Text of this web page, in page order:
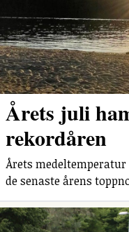
Årets juli
rekordåren
Årets
de senaste årens